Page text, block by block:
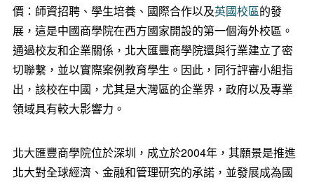
價：師資招聘、學生培養、國際合作以及英國校區的發
展，這是中國商學院在西方國家開設的第一個海外校區。
通過校友和企業關係，北大匯豐商學院還與行業建立了密
切聯繫，並以實際案例教育學生。因此，同行評審小組指
出， 該校在中國，尤其是大灣區的企業界，政府以及專業
領域具有較大影響力 。
北大匯豐商學院位於深圳，成立於2004年，其願景是推進
北大對全球經濟、金融和管理研究的承諾，並發展成為國